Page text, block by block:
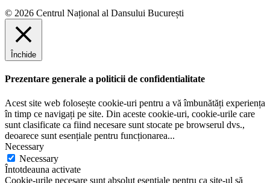
© 2026 Centrul Național al Dansului București
Închide
Prezentare generale a politicii de confidentialitate
Acest site web folosește cookie-uri pentru a vă îmbunătăți experiența
în timp ce navigați pe site. Din aceste cookie-uri, cookie-urile care
sunt clasificate ca fiind necesare sunt stocate pe browserul dvs.,
deoarece sunt esențiale pentru funcționarea...
Necessary
Necessary
Întotdeauna activate
Cookie-urile necesare sunt absolut esențiale pentru ca site-ul să